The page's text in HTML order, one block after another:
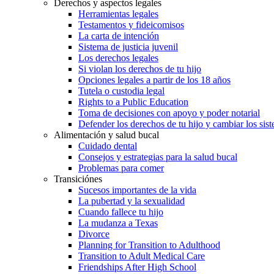
Derechos y aspectos legales
Herramientas legales
Testamentos y fideicomisos
La carta de intención
Sistema de justicia juvenil
Los derechos legales
Si violan los derechos de tu hijo
Opciones legales a partir de los 18 años
Tutela o custodia legal
Rights to a Public Education
Toma de decisiones con apoyo y poder notarial
Defender los derechos de tu hijo y cambiar los
Alimentación y salud bucal
Cuidado dental
Consejos y estrategias para la salud bucal
Problemas para comer
Transiciónes
Sucesos importantes de la vida
La pubertad y la sexualidad
Cuando fallece tu hijo
La mudanza a Texas
Divorce
Planning for Transition to Adulthood
Transition to Adult Medical Care
Friendships After High School